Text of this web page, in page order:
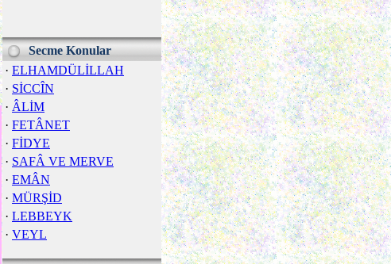
Secme Konular
· ELHAMDÜLİLLAH
· SİCCÎN
· ÂLİM
· FETÂNET
· FİDYE
· SAFÂ VE MERVE
· EMÂN
· MÜRŞİD
· LEBBEYK
· VEYL